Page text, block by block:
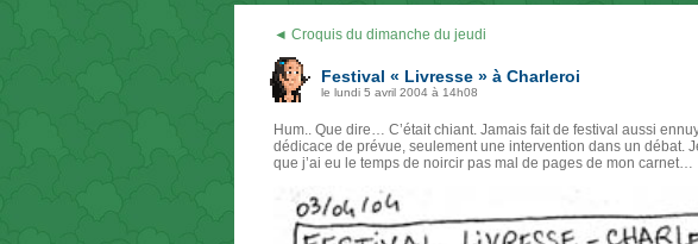
◄ Croquis du dimanche du jeudi
Festival « Livresse » à Charleroi
le lundi 5 avril 2004 à 14h08
Hum.. Que dire… C’était chiant. Jamais fait de festival aussi
dédicace de prévue, seulement une intervention dans un débat.
que j’ai eu le temps de noircir pas mal de pages de mon carnet…